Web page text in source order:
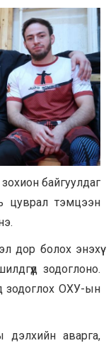
байгуулдаг
цуврал тэмцээн
дор болох энэхүү
зодоглоно.
зодоглох ОХУ-ын
дэлхийн аварга,